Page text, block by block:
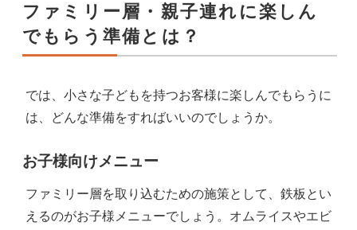
ファミリー層・親子連れに楽しん
でもらう準備とは？
では、小さな子どもを持つお客様に楽しんでもらうに
は、どんな準備をすればいいのでしょうか。
お子様向けメニュー
ファミリー層を取り込むための施策として、鉄板とい
えるのがお子様メニューでしょう。オムライスやエビ